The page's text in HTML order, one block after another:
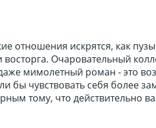
отношения искрятся, как
Очаровательный
мимолетный роман - это
бы чувствовать себя более
тому, что действительно